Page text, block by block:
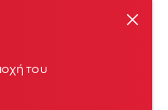
του